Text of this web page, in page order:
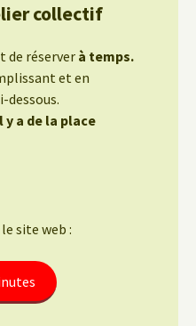
collectif
de réserverà temps.
et en
y a de la place
site web :